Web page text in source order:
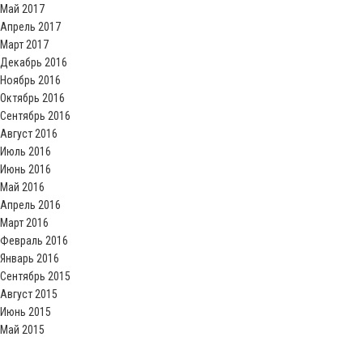
Май 2017
Апрель 2017
Март 2017
Декабрь 2016
Ноябрь 2016
Октябрь 2016
Сентябрь 2016
Август 2016
Июль 2016
Июнь 2016
Май 2016
Апрель 2016
Март 2016
Февраль 2016
Январь 2016
Сентябрь 2015
Август 2015
Июнь 2015
Май 2015